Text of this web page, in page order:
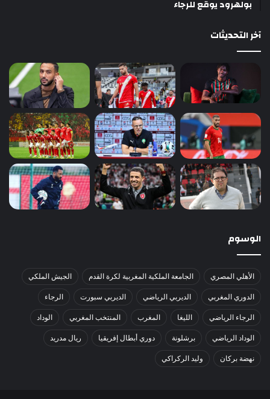
بولهرود يوقع للرجاء
آخر التحديثات
الوسوم
الأهلي المصري الجامعة الملكية المغربية لكرة القدم الجيش الملكي
الدوري المغربي الديربي الرياضي الديربي سبورت الرجاء
الرجاء الرياضي الليغا المغرب المنتخب المغربي الوداد
الوداد الرياضي برشلونة دوري أبطال إفريقيا ريال مدريد
نهضة بركان وليد الركراكي